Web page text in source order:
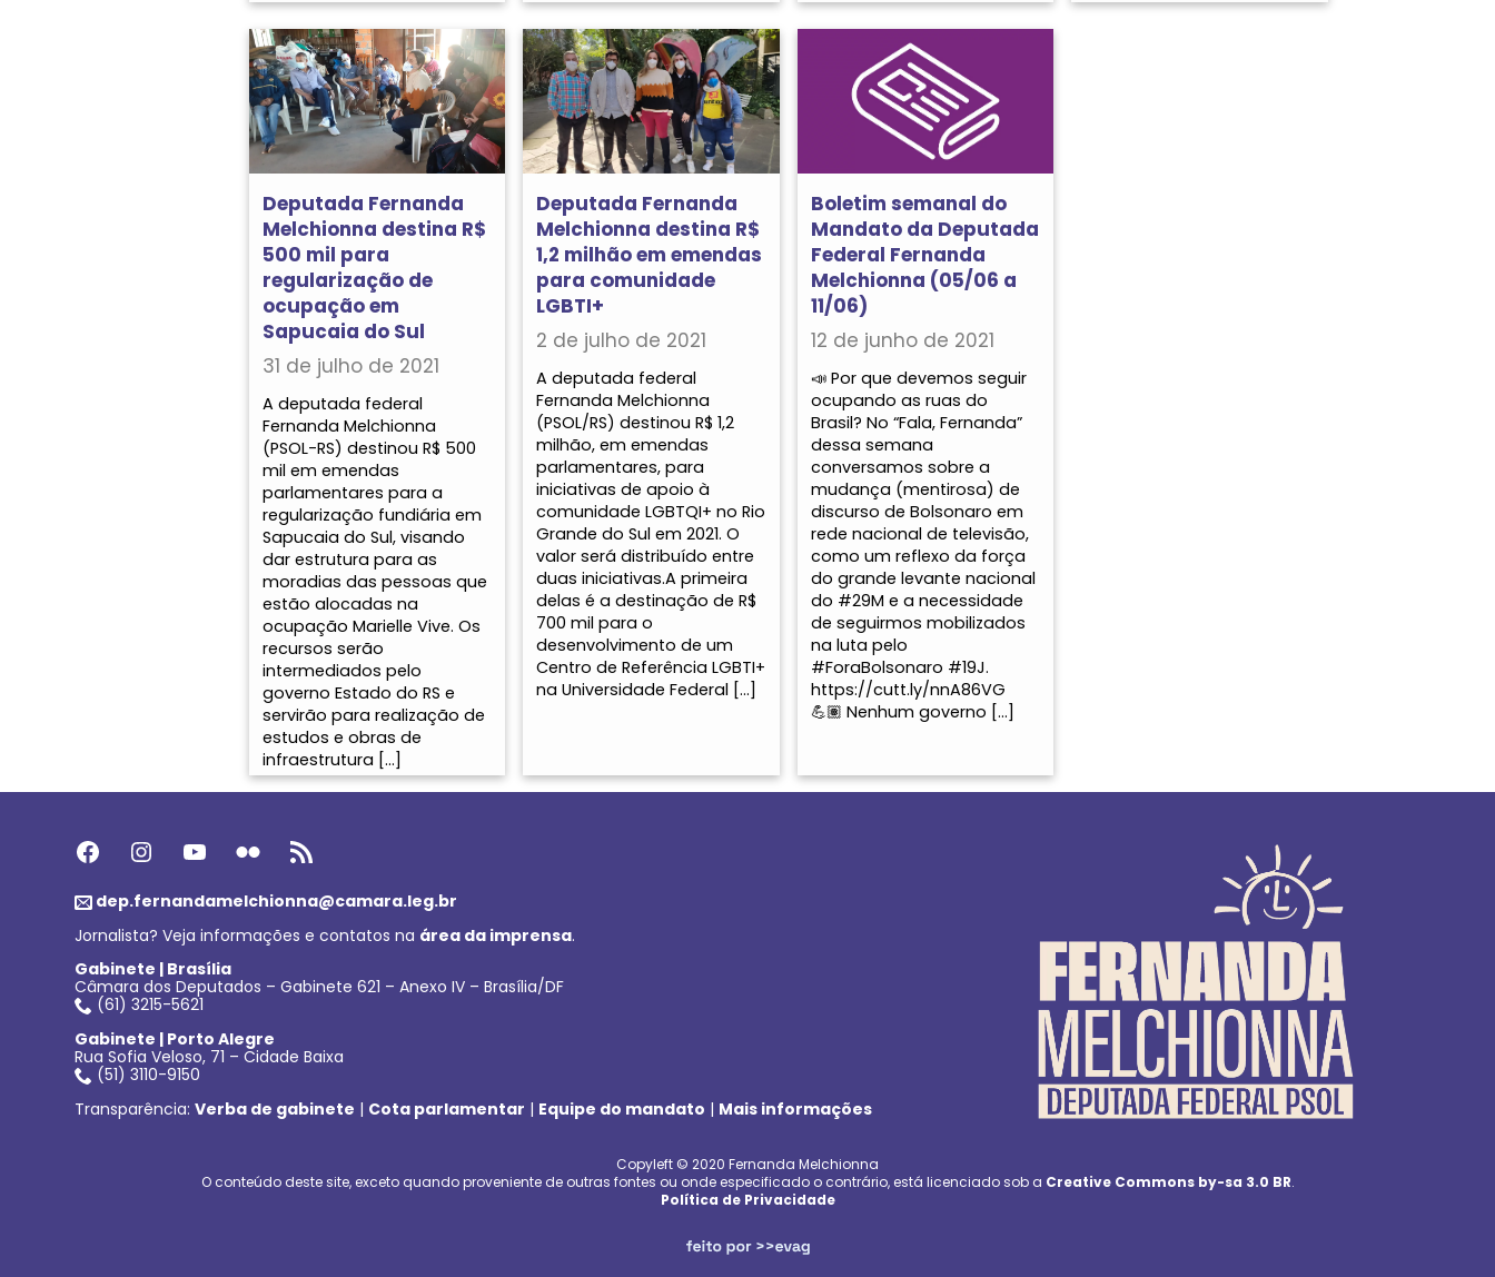
Deputada Fernanda
Melchionna destina R$
500 mil para
regularização de
ocupação em
Sapucaia do Sul
31 de julho de 2021
A deputada federal
Fernanda Melchionna
(PSOL-RS) destinou R$ 500
mil em emendas
parlamentares para a
regularização fundiária em
Sapucaia do Sul, visando
dar estrutura para as
moradias das pessoas que
estão alocadas na
ocupação Marielle Vive. Os
recursos serão
intermediados pelo
governo Estado do RS e
servirão para realização de
estudos e obras de
infraestrutura […]
Deputada Fernanda
Melchionna destina R$
1,2 milhão em emendas
para comunidade
LGBTI+
2 de julho de 2021
A deputada federal
Fernanda Melchionna
(PSOL/RS) destinou R$ 1,2
milhão, em emendas
parlamentares, para
iniciativas de apoio à
comunidade LGBTQI+ no Rio
Grande do Sul em 2021. O
valor será distribuído entre
duas iniciativas.A primeira
delas é a destinação de R$
700 mil para o
desenvolvimento de um
Centro de Referência LGBTI+
na Universidade Federal […]
Boletim semanal do
Mandato da Deputada
Federal Fernanda
Melchionna (05/06 a
11/06)
12 de junho de 2021
📣 Por que devemos seguir
ocupando as ruas do
Brasil? No “Fala, Fernanda”
dessa semana
conversamos sobre a
mudança (mentirosa) de
discurso de Bolsonaro em
rede nacional de televisão,
como um reflexo da força
do grande levante nacional
do #29M e a necessidade
de seguirmos mobilizados
na luta pelo
#ForaBolsonaro #19J.
https://cutt.ly/nnA86VG
💪🏽 Nenhum governo […]
Facebook Instagram Youtube Flickr Feed RSS
dep.fernandamelchionna@camara.leg.br
Jornalista? Veja informações e contatos na área da imprensa.
Gabinete | Brasília
Câmara dos Deputados – Gabinete 621 – Anexo IV – Brasília/DF
(61) 3215-5621
Gabinete | Porto Alegre
Rua Sofia Veloso, 71 – Cidade Baixa
(51) 3110-9150
Transparência:Verba de gabinete | Cota parlamentar | Equipe do mandato | Mais informações
Copyleft © 2020 Fernanda Melchionna
O conteúdo deste site, exceto quando proveniente de outras fontes ou onde especificado o contrário, está licenciado sob a Creative Commons by-sa 3.0 BR.
Política de Privacidade